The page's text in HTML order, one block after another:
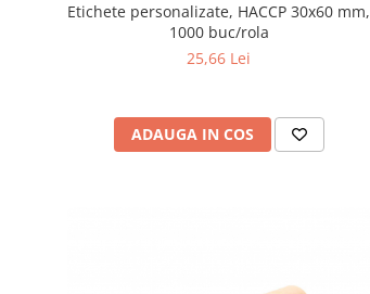
Etichete personalizate, HACCP 30x60 mm,
1000 buc/rola
25,66 Lei
ADAUGA IN COS